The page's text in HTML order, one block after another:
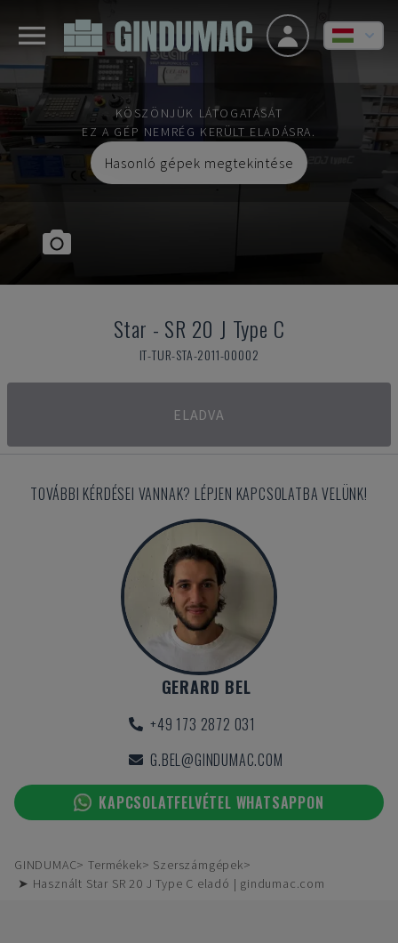
KÖSZÖNJÜK LÁTOGATÁSÁT
EZ A GÉP NEMRÉG KERÜLT ELADÁSRA.
Hasonló gépek megtekintése
Star - SR 20 J Type C
IT-TUR-STA-2011-00002
ELADVA
TOVÁBBI KÉRDÉSEI VANNAK? LÉPJEN KAPCSOLATBA VELÜNK!
GERARD BEL
+49 173 2872 031
G.BEL@GINDUMAC.COM
KAPCSOLATFELVÉTEL WHATSAPPON
GINDUMAC Termékek
Szerszámgépek
➤ Használt Star SR 20 J Type C eladó | gindumac.com